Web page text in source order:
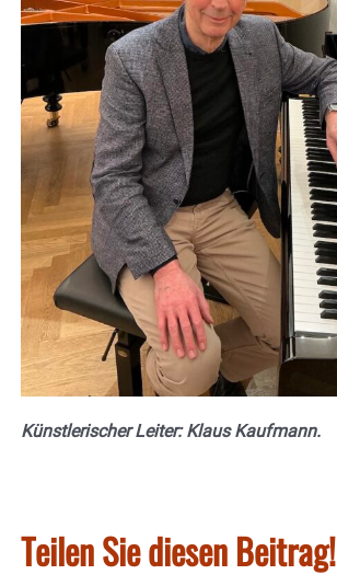
Künstlerischer Leiter: Klaus Kaufmann.
Teilen Sie diesen Beitrag!